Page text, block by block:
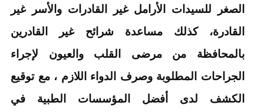
الصغر للسيدات الأرامل غير القادرات والأسر غير
القادرة، كذلك مساعدة شرائح غير القادرين
بالمحافظة من مرضى القلب والعيون لإجراء
الجراحات المطلوبة وصرف الدواء اللازم ، مع توقيع
الكشف لدى أفضل المؤسسات الطبية في